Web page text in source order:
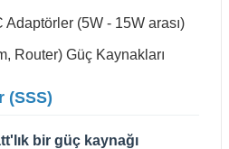
(5W - 15W arası)
Router) Güç Kaynakları
(SSS)
bir güç kaynağı